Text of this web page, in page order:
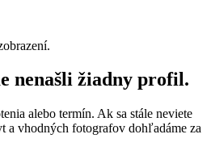
nenašli žiadny profil.
alebo termín. Ak sa stále neviete
a vhodných fotografov dohľadáme za